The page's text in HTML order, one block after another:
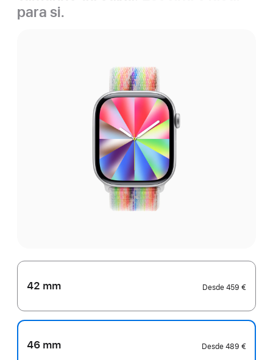
para si.
42 mm Desde 459 €
46 mm Desde 489 €